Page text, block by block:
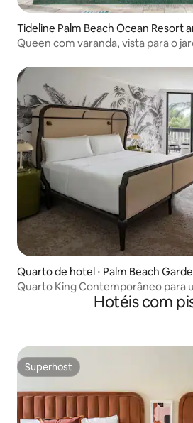
Tideline Palm Beach Ocean Resort
Queen com varanda, vista para o
Quarto de hotel ⋅ Palm Beach
Quarto King Contemporâneo para
Hotéis com
Superhost
Superhost